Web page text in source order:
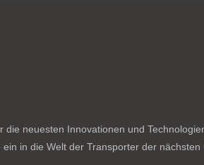
neuesten Innovationen und
in die Welt der Transporter der